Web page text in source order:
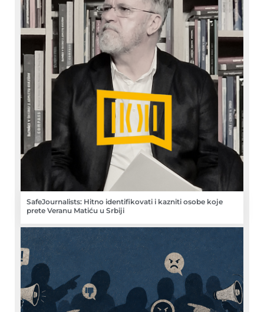
SafeJournalists: Hitno identifikovati i kazniti osobe koje
prete Veranu Matiću u Srbiji